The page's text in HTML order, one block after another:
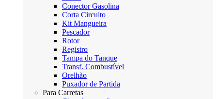
Conector Gasolina
Corta Circuito
Kit Mangueira
Pescador
Rotor
Registro
Tampa do Tanque
Transf. Combustível
Orelhão
Puxador de Partida
Para Carretas